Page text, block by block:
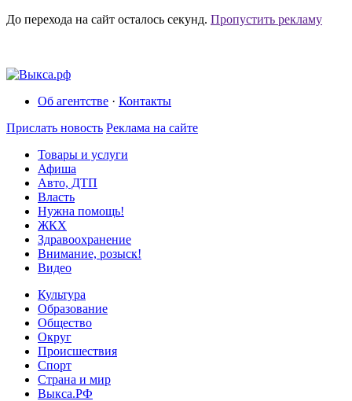
До перехода на сайт осталось секунд. Пропустить рекламу
Об агентстве · Контакты
Прислать новость Реклама на сайте
Товары и услуги
Афиша
Авто, ДТП
Власть
Нужна помощь!
ЖКХ
Здравоохранение
Внимание, розыск!
Видео
Культура
Образование
Общество
Округ
Происшествия
Спорт
Страна и мир
Выкса.РФ